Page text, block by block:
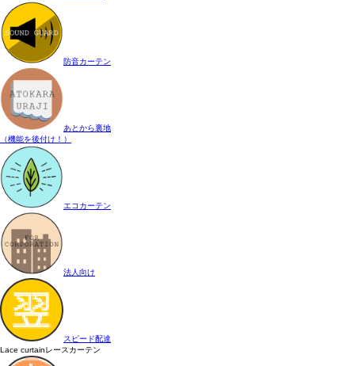
防音カーテン
あとから裏地
（機能を後付け！）
エコカーテン
法人向け
スピード配達
Lace curtainレースカーテン